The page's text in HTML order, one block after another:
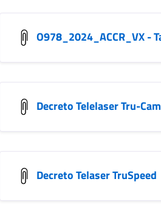
O978_2024_ACCR_VX -
Decreto Telelaser Tru-Cam
Decreto Telaser TruSpeed